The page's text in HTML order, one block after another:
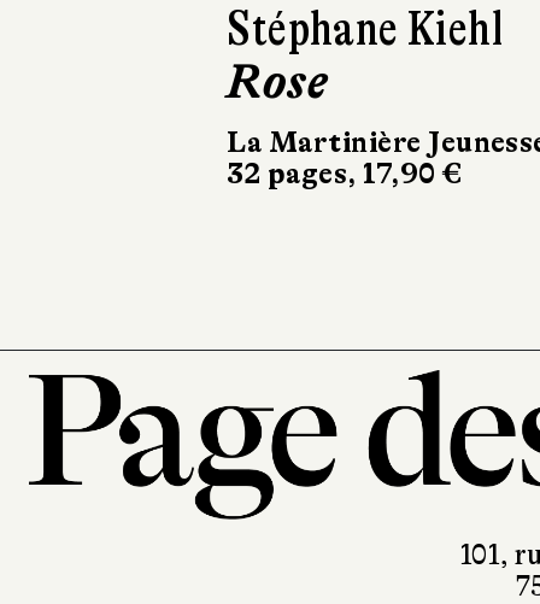
Coline Pierré
La Terre sens
dessus-dessous
Gründ
101,